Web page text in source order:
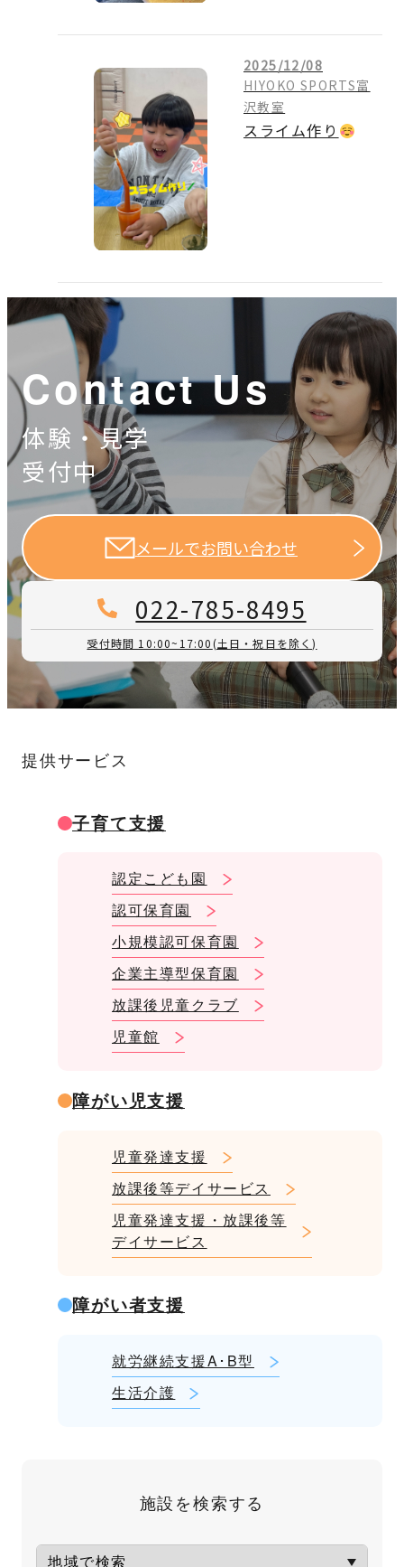
2025/12/08
HIYOKO SPORTS富
沢教室
スライム作り
Contact Us
体験・見学
受付中
メールでお問い合わせ
022-785-8495
受付時間 10:00~17:00(土日・祝日を除く)
提供サービス
子育て支援
認定こども園
認可保育園
小規模認可保育園
企業主導型保育園
放課後児童クラブ
児童館
障がい児支援
児童発達支援
放課後等デイサービス
児童発達支援・放課後等
デイサービス
障がい者支援
就労継続支援A･B型
生活介護
施設を検索する